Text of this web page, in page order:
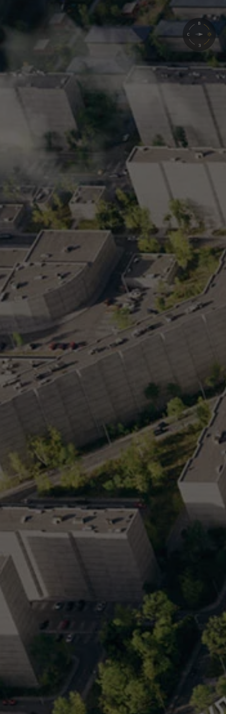
4 квартал 2025
299 квартир, 26 помещений
Адрес: ул. Павла Фитина, 3
4 помещения в аренду